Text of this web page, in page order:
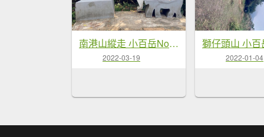
南港山縱走 小百岳No13
2022-03-19
獅仔頭山 小
2022-01-04